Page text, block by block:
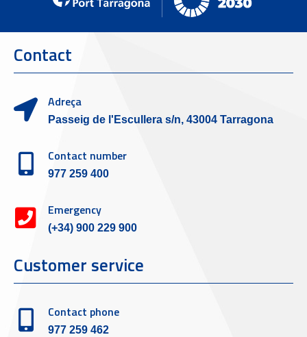
Contact
Adreça
Passeig de l'Escullera s/n, 43004 Tarragona
Contact number
977 259 400
Emergency
(+34) 900 229 900
Customer service
Contact phone
977 259 462